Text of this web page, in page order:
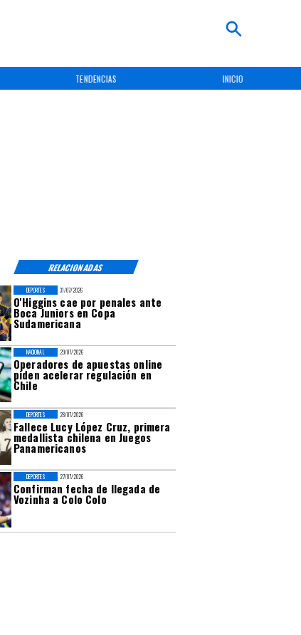
TENDENCIAS INICIO
RELACIONADAS
31/07/2026
O'Higgins cae por penales ante
Boca Juniors en Copa
Sudamericana
DEPORTES
29/07/2026
Operadores de apuestas online
piden acelerar regulación en
Chile
NACIONAL
28/07/2026
Fallece Lucy López Cruz, primera
medallista chilena en Juegos
Panamericanos
DEPORTES
27/07/2026
Confirman fecha de llegada de
Vozinha a Colo Colo
DEPORTES